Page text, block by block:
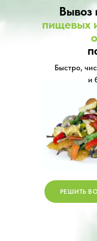
Вывоз
пищевых
РЕШИТЬ
Быстро,
и